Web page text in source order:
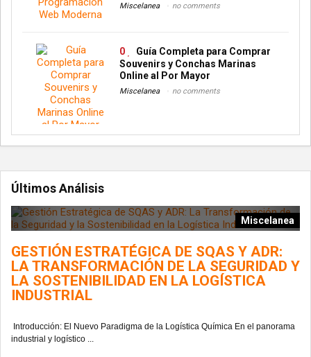
Miscelanea no comments
0
Guía Completa para Comprar
Souvenirs y Conchas Marinas
Online al Por Mayor
Miscelanea no comments
Últimos Análisis
Miscelanea
GESTIÓN ESTRATÉGICA DE SQAS Y ADR:
LA TRANSFORMACIÓN DE LA SEGURIDAD Y
LA SOSTENIBILIDAD EN LA LOGÍSTICA
INDUSTRIAL
Introducción: El Nuevo Paradigma de la Logística Química En el panorama
industrial y logístico ...